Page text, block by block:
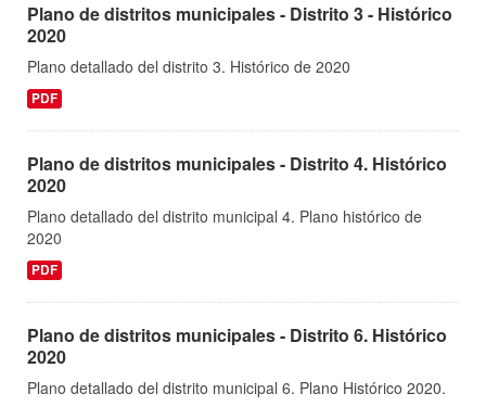
Plano de distritos municipales - Distrito 3 - Histórico
2020
Plano detallado del distrito 3. Histórico de 2020
PDF
Plano de distritos municipales - Distrito 4. Histórico
2020
Plano detallado del distrito municipal 4. Plano histórico de
2020
PDF
Plano de distritos municipales - Distrito 6. Histórico
2020
Plano detallado del distrito municipal 6. Plano Histórico 2020.